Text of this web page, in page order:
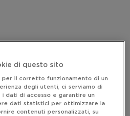
di questo sito
il corretto funzionamento di un
degli utenti, ci serviamo di
dati di accesso e garantire un
dati statistici per ottimizzare la
contenuti personalizzati, su